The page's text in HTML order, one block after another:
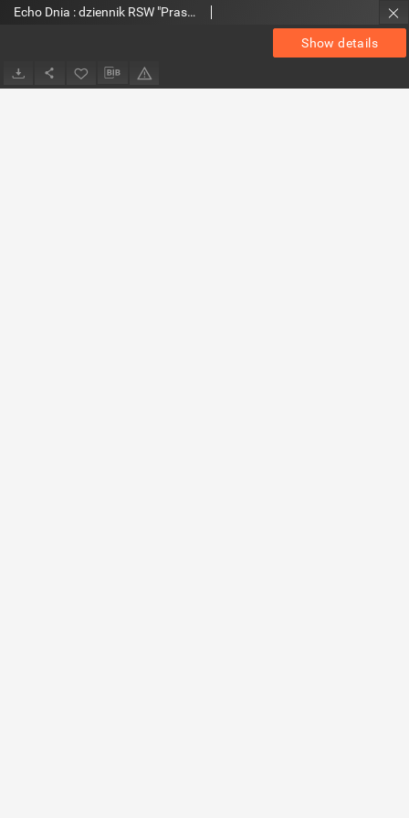
Show details
Echo Dnia : dziennik RSW "Prasa-Książka-Ruch" 1980, R.10, nr 195